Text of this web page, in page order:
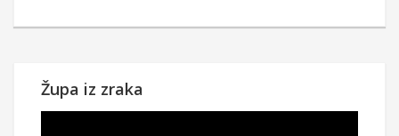
Župa iz zraka